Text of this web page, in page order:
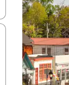
za pomocą